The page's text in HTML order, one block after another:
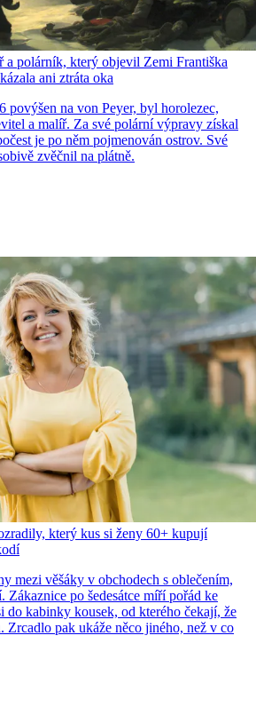
a polárník, který objevil Zemi Františka
ani ztráta oka
povýšen na von Peyer, byl horolezec,
a malíř. Za své polární výpravy získal
je po něm pojmenován ostrov. Své
zvěčnil na plátně.
který kus si ženy 60+ kupují
mezi věšáky v obchodech s oblečením,
Zákaznice po šedesátce míří pořád ke
do kabinky kousek, od kterého čekají, že
Zrcadlo pak ukáže něco jiného, než v co